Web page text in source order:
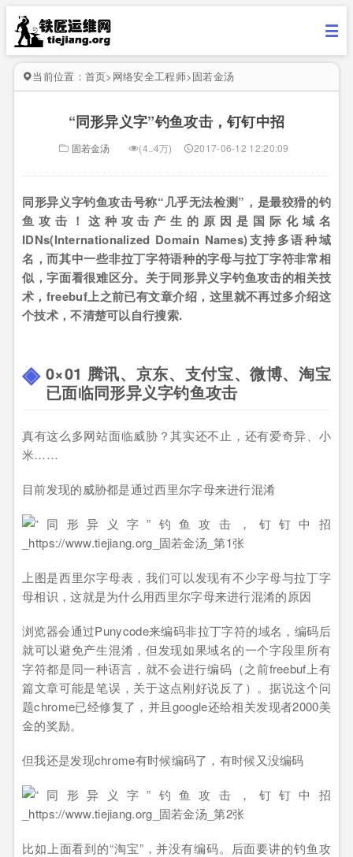
当前位置： 首页> 网络安全工程师>固若金汤
“同形异义字”钓鱼攻击，钉钉中招
固若金汤 (4..4万) 2017-06-12 12:20:09
同形异义字钓鱼攻击号称“几乎无法检测”，是最狡猾的钓
鱼攻击！这种攻击产生的原因是国际化域名
IDNs(Internationalized Domain Names)支持多语种域
名，而其中一些非拉丁字符语种的字母与拉丁字符非常相
似，字面看很难区分。关于同形异义字钓鱼攻击的相关技
术，freebuf上之前已有文章介绍，这里就不再过多介绍这
个技术，不清楚可以自行搜索.
0×01 腾讯、京东、支付宝、微博、淘宝
已面临同形异义字钓鱼攻击
真有这么多网站面临威胁？其实还不止，还有爱奇异、小
米……
目前发现的威胁都是通过西里尔字母来进行混淆
上图是西里尔字母表，我们可以发现有不少字母与拉丁字
母相识，这就是为什么用西里尔字母来进行混淆的原因
浏览器会通过Punycode来编码非拉丁字符的域名，编码后
就可以避免产生混淆，但发现如果域名的一个字段里所有
字符都是同一种语言，就不会进行编码（之前freebuf上有
篇文章可能是笔误，关于这点刚好说反了）。据说这个问
题chrome已经修复了，并且google还给相关发现者2000美
金的奖励。
但我还是发现chrome有时候编码了，有时候又没编码
比如上面看到的“淘宝”，并没有编码。后面要讲的钓鱼攻